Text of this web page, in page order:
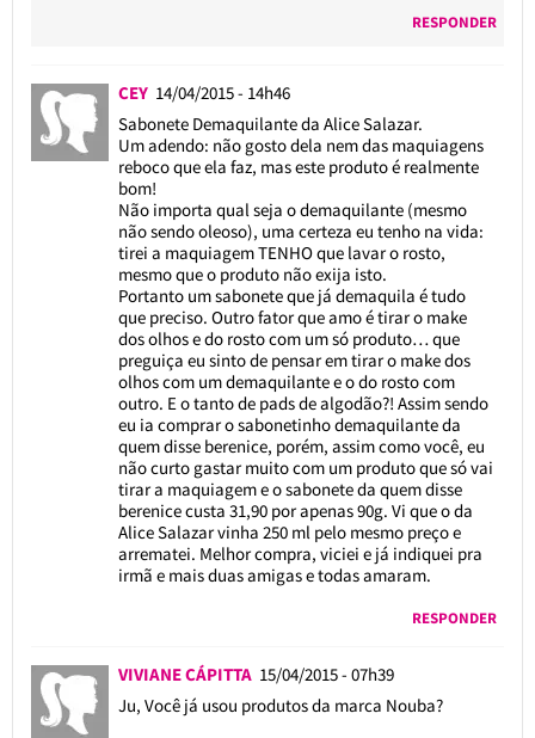
RESPONDER
CEY 14/04/2015 - 14h46
Sabonete Demaquilante da Alice Salazar.
Um adendo: não gosto dela nem das maquiagens
reboco que ela faz, mas este produto é realmente
bom!
Não importa qual seja o demaquilante (mesmo
não sendo oleoso), uma certeza eu tenho na vida:
tirei a maquiagem TENHO que lavar o rosto,
mesmo que o produto não exija isto.
Portanto um sabonete que já demaquila é tudo
que preciso. Outro fator que amo é tirar o make
dos olhos e do rosto com um só produto… que
preguiça eu sinto de pensar em tirar o make dos
olhos com um demaquilante e o do rosto com
outro. E o tanto de pads de algodão?! Assim sendo
eu ia comprar o sabonetinho demaquilante da
quem disse berenice, porém, assim como você, eu
não curto gastar muito com um produto que só vai
tirar a maquiagem e o sabonete da quem disse
berenice custa 31,90 por apenas 90g. Vi que o da
Alice Salazar vinha 250 ml pelo mesmo preço e
arrematei. Melhor compra, viciei e já indiquei pra
irmã e mais duas amigas e todas amaram.
RESPONDER
VIVIANE CÁPITTA 15/04/2015 - 07h39
Ju, Você já usou produtos da marca Nouba?